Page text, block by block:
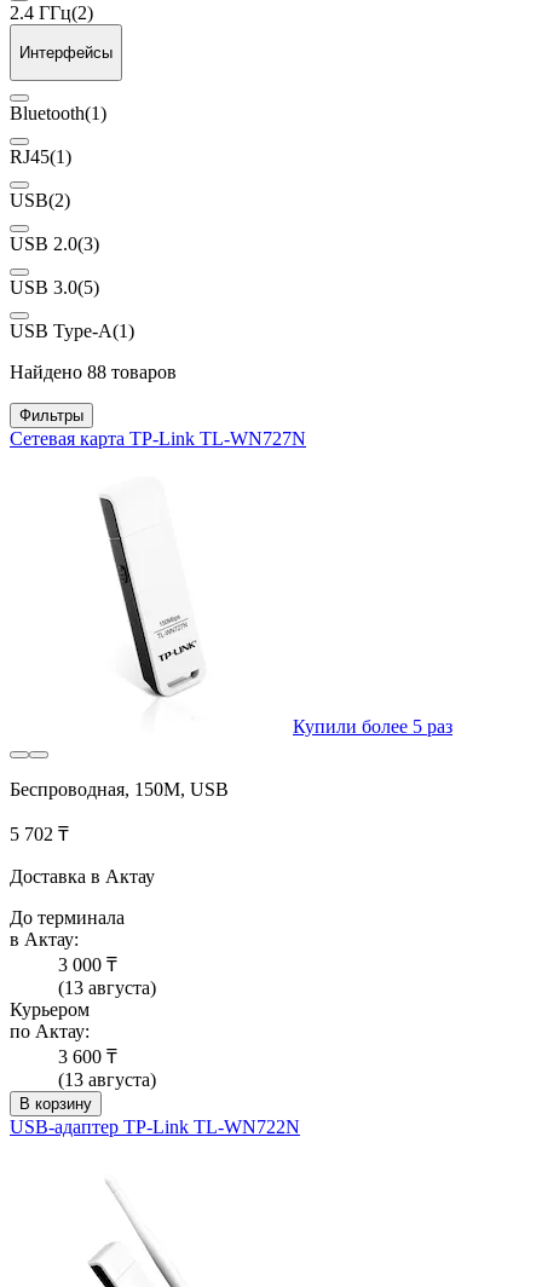
2.4 ГГц(2)
Интерфейсы
Bluetooth(1)
RJ45(1)
USB(2)
USB 2.0(3)
USB 3.0(5)
USB Type-A(1)
Найдено 88 товаров
Фильтры
Сетевая карта TP-Link TL-WN727N
Купили более 5 раз
Беспроводная, 150M, USB
5 702 ₸
Доставка в Актау
До терминала
в Актау:
3 000 ₸
(13 августа)
Курьером
по Актау:
3 600 ₸
(13 августа)
В корзину
USB-адаптер TP-Link TL-WN722N